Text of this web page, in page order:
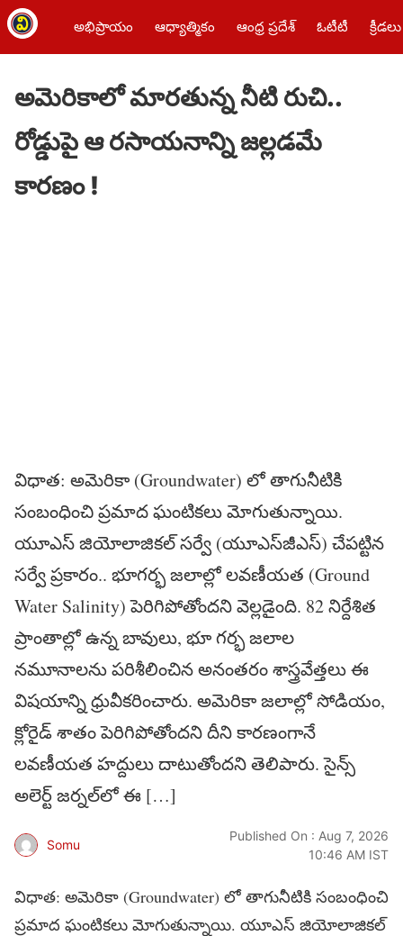
అభిప్రాయం ఆధ్యాత్మికం ఆంధ్ర ప్రదేశ్ ఓటీటీ క్రీడలు
అమెరికాలో మార‌తున్న నీటి రుచి..
రోడ్డుపై ఆ ర‌సాయ‌నాన్ని జ‌ల్ల‌డ‌మే
కార‌ణం !
విధాత‌: అమెరికా (Groundwater) లో తాగునీటికి
సంబంధించి ప్ర‌మాద ఘంటిక‌లు మోగుతున్నాయి.
యూఎస్ జియోలాజిక‌ల్ స‌ర్వే (యూఎస్‌జీఎస్‌) చేప‌ట్టిన
స‌ర్వే ప్ర‌కారం.. భూగ‌ర్భ జ‌లాల్లో ల‌వ‌ణీయ‌త (Ground
Water Salinity) పెరిగిపోతోంద‌ని వెల్ల‌డైంది. 82 నిర్దేశిత
ప్రాంతాల్లో ఉన్న బావులు, భూ గ‌ర్భ జ‌లాల
న‌మూనాల‌ను ప‌రిశీలించిన అనంత‌రం శాస్త్రవేత్త‌లు ఈ
విష‌యాన్ని ధ్రువీక‌రించారు. అమెరికా జ‌లాల్లో సోడియం,
క్లోరైడ్ శాతం పెరిగిపోతోందని దీని కార‌ణంగానే
ల‌వ‌ణీయ‌త హ‌ద్దులు దాటుతోంద‌ని తెలిపారు. సైన్స్
అలెర్ట్ జ‌ర్న‌ల్‌లో ఈ […]
Somu
Published On : Aug 7, 2026
10:46 AM IST
విధాత‌: అమెరికా (Groundwater) లో తాగునీటికి సంబంధించి
ప్ర‌మాద ఘంటిక‌లు మోగుతున్నాయి. యూఎస్ జియోలాజిక‌ల్